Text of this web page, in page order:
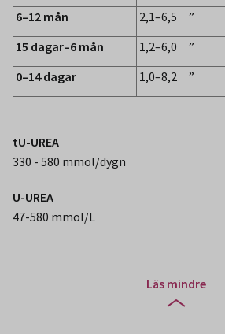
6–12 mån
2,1–6,5 ”
15 dagar–6 mån
1,2–6,0 ”
0–14 dagar
1,0–8,2 ”
tU-UREA
330 - 580 mmol/dygn
U-UREA
47-580 mmol/L
Läs mindre